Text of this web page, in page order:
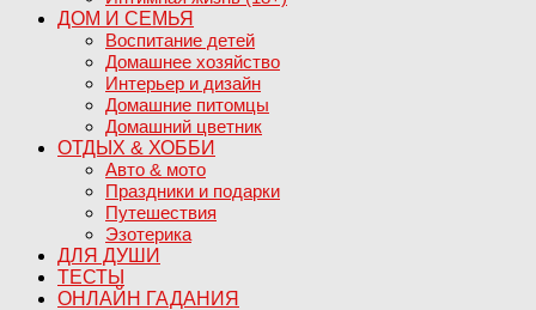
ДОМ И СЕМЬЯ
Воспитание детей
Домашнее хозяйство
Интерьер и дизайн
Домашние питомцы
Домашний цветник
ОТДЫХ & ХОББИ
Авто & мото
Праздники и подарки
Путешествия
Эзотерика
ДЛЯ ДУШИ
ТЕСТЫ
ОНЛАЙН ГАДАНИЯ